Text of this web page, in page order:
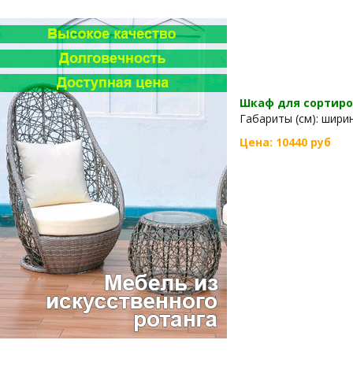
Шкаф для
Габариты (см):
Цена: 10440 руб